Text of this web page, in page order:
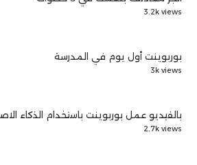
3.2k views
بوربوينت أول يوم في المدرسة
3k views
بالفيديو عمل بوربوينت باستخدام الذكاء
2.7k views